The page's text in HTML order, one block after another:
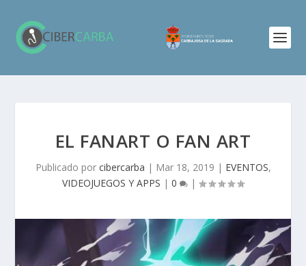
EL FANART O FAN ART
Publicado por cibercarba | Mar 18, 2019 | EVENTOS,
VIDEOJUEGOS Y APPS | 0 |